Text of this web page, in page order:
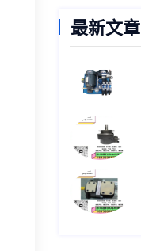
最新文章